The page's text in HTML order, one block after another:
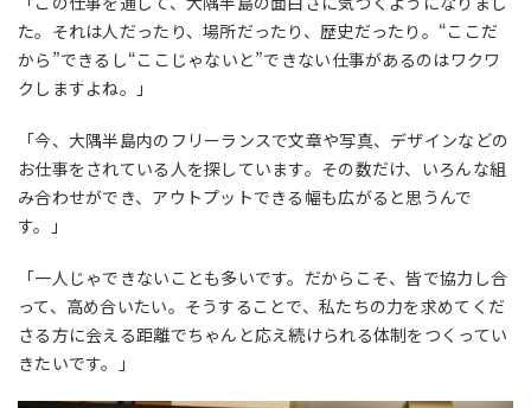
た。それは人だったり、場所だったり、歴史だったり。“ここだ
から”できるし“ここじゃないと”できない仕事があるのはワクワ
クしますよね。」
「今、大隅半島内のフリーランスで文章や写真、デザインなどの
お仕事をされている人を探しています。その数だけ、いろんな組
み合わせができ、アウトプットできる幅も広がると思うんで
す。」
「一人じゃできないことも多いです。だからこそ、皆で協力し合
って、高め合いたい。そうすることで、私たちの力を求めてくだ
さる方に会える距離でちゃんと応え続けられる体制をつくってい
きたいです。」